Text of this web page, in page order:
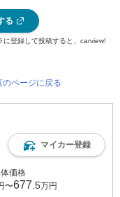
る
登録して投稿すると、carview!
のページに戻る
マイカー登録
価格
〜677 .5万円